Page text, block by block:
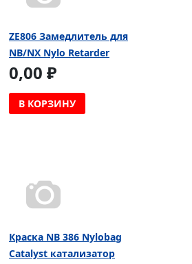
ZE806 Замедлитель для
NB/NX Nylo Retarder
0,00 ₽
В КОРЗИНУ
Краска NB 386 Nylobag
Catalyst катализатор